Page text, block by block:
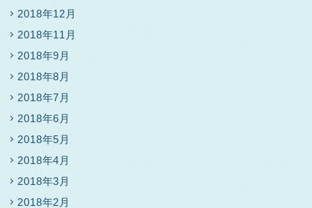
2018年12月
2018年11月
2018年9月
2018年8月
2018年7月
2018年6月
2018年5月
2018年4月
2018年3月
2018年2月